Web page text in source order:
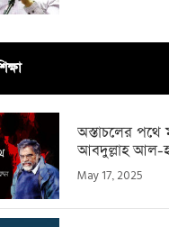
অস্তাচলের পথে
আবদুল্লাহ আল-
May 17, 2025